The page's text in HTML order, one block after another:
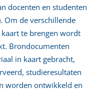
docenten en studenten
Om de verschillende
te brengen wordt
Brondocumenten
in kaart gebracht,
studieresultaten
worden ontwikkeld en